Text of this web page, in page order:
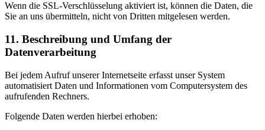
Wenn die SSL-Verschlüsselung aktiviert ist, können die Daten, die
Sie an uns übermitteln, nicht von Dritten mitgelesen werden.
11. Beschreibung und Umfang der
Datenverarbeitung
Bei jedem Aufruf unserer Internetseite erfasst unser System
automatisiert Daten und Informationen vom Computersystem des
aufrufenden Rechners.
Folgende Daten werden hierbei erhoben: